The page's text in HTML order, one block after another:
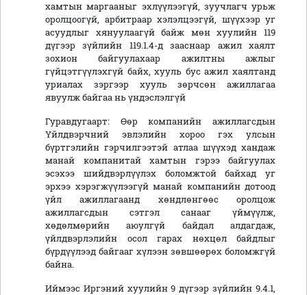
хамтын маргааныг эхлүүлээгүй, зуучлагч урьж
оролцоогүй, арбитраар хэлэлцээгүй, шүүхээр уг
асуудлыг хянуулаагүй байж мөн хуулийн 119
дүгээр зүйлийн 119.1.4-д зааснаар ажил хаялт
зохион байгуулахаар ажилтны ажлыг
гүйцэтгүүлэхгүй байх, хууль бус ажил хаялтанд
уриалах зэргээр хууль зөрчсөн ажиллагаа
явуулж байгаа нь үндэслэлгүй
Гуравдугаарт: Өөр компанийн ажиллагсдын
Үйлдвэрчний эвлэлийн хороо гэх улсын
бүртгэлийн гэрчилгээтэй атлаа шүүхэд хандаж
манай компанитай хамтын гэрээ байгуулах
эсэхээ шийдвэрлүүлэх боломжтой байхад уг
эрхээ хэрэгжүүлээгүй манай компанийн дотоод
үйл ажиллагаанд хөндлөнгөөс оролцож
ажиллагсдын сэтгэл санааг үймүүлж,
хөдөлмөрийн аюулгүй байдал алдагдаж,
үйлдвэрлэлийн осол гарах нөхцөл байдлыг
бүрдүүлээд байгааг хүлээн зөвшөөрөх боломжгүй
байна.
Иймээс Иргэний хуулийн 9 дүгээр зүйлийн 9.4.1,